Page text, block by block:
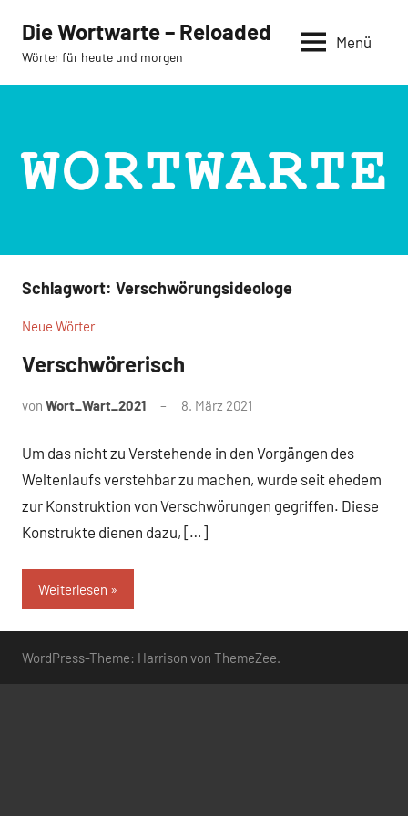
Inhalt
springen
Die Wortwarte – Reloaded
Wörter für heute und morgen
Menü
Schlagwort: Verschwörungsideologe
Neue Wörter
Verschwörerisch
von Wort_Wart_2021 8. März 2021
Um das nicht zu Verstehende in den Vorgängen des
Weltenlaufs verstehbar zu machen, wurde seit ehedem
zur Konstruktion von Verschwörungen gegriffen. Diese
Konstrukte dienen dazu, […]
Weiterlesen
WordPress-Theme: Harrison von ThemeZee.